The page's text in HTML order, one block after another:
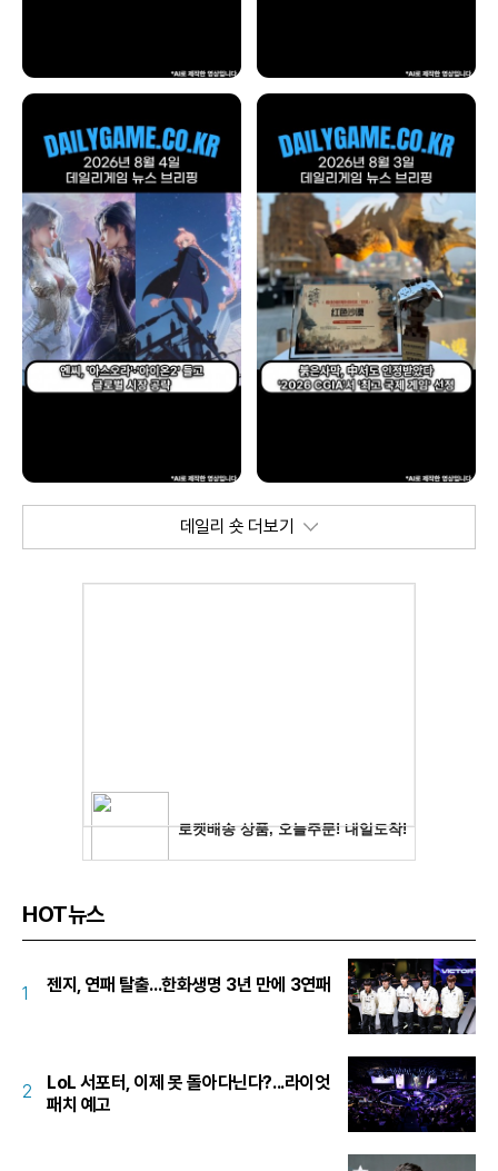
데일리 숏 더보기
HOT뉴스
1 젠지, 연패 탈출...한화생명 3년 만에 3연패
2
LoL 서포터, 이제 못 돌아다닌다?...라이엇
패치 예고